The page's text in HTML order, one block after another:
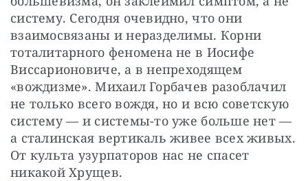
систему. Сегодня очевидно, что они
взаимосвязаны и неразделимы. Корни
тоталитарного феномена не в Иосифе
Виссарионовиче, а в непреходящем
«вождизме». Михаил Горбачев разоблачил
не только всего вождя, но и всю советскую
систему — и системы-то уже больше нет —
a сталинская вертикаль живее всех живых.
От культа узурпаторов нас не спасет
никакой Хрущев.